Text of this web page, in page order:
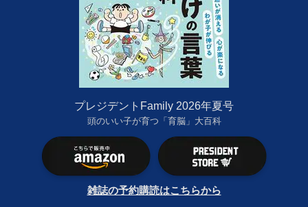
プレジデントFamily 2026年夏号
頭のいい子が育つ「育脳」大百科
雑誌の予約購読はこちらから